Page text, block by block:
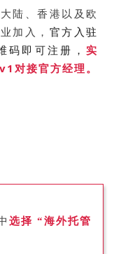
陆、⾹港以及欧
加⼊， 官方入驻
码即可注册， 实
对接官方经理。
选择 “海外托管